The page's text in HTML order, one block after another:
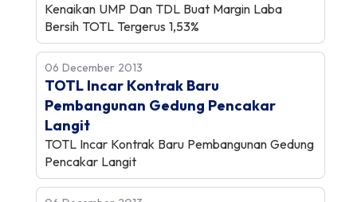
Kenaikan UMP Dan TDL Buat Margin Laba
Bersih TOTL Tergerus 1,53%
06 December 2013
TOTL Incar Kontrak Baru
Pembangunan Gedung Pencakar
Langit
TOTL Incar Kontrak Baru Pembangunan Gedung
Pencakar Langit